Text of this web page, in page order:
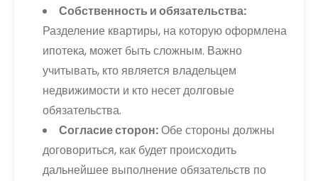
Собственность и обязательства:
Разделение квартиры, на которую оформлена
ипотека, может быть сложным. Важно
учитывать, кто является владельцем
недвижимости и кто несет долговые
обязательства.
Согласие сторон:Обе стороны должны
договориться, как будет происходить
дальнейшее выполнение обязательств по